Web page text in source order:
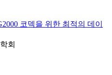
코덱을 위한 최적의 데이
회